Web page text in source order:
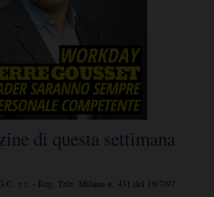
di questa settimana
e t. - Reg. Trib. Milano n. 431 del 19/7/97